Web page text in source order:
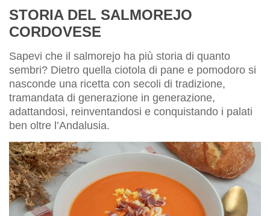
STORIA DEL SALMOREJO
CORDOVESE
Sapevi che il salmorejo ha più storia di quanto
sembri? Dietro quella ciotola di pane e pomodoro si
nasconde una ricetta con secoli di tradizione,
tramandata di generazione in generazione,
adattandosi, reinventandosi e conquistando i palati
ben oltre l’Andalusia.